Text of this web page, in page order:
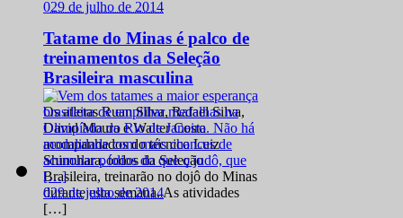
029 de julho de 2014
Tatame do Minas é palco de
treinamentos da Seleção
Brasileira masculina
Os atletas Ruan Silva, Rafael Silva,
David Moura e Walter Costa
acompanhados do técnico Luiz
Shinohara, todos da Seleção
Brasileira, treinarão no dojô do Minas
durante esta semana. As atividades
[…]
029 de julho de 2014